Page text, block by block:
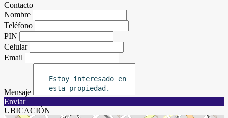
Contacto
Nombre
Teléfono
PIN
Celular
Email
Mensaje
Enviar
UBICACIÓN